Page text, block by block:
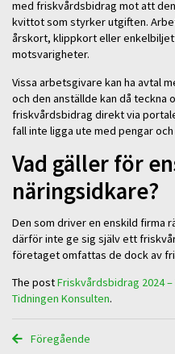
med friskvårdsbidrag mot att
kvittot som styrker utgiften.
årskort, klippkort eller
motsvarigheter.
Vissa arbetsgivare kan ha avtal
och den anställde kan då teckna
friskvårdsbidrag direkt via
fall inte ligga ute med pengar
Vad gäller för
näringsidkare?
Den som driver en enskild firma
därför inte ge sig själv ett
företaget omfattas de dock av
The postFriskvårdsbidrag 2024
Tidningen Konsulten.
Föregående